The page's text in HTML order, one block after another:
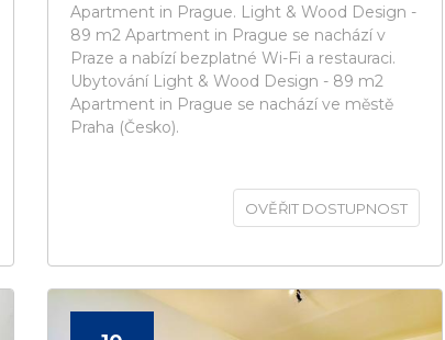
Apartment in Prague. Light & Wood Design -
89 m2 Apartment in Prague se nachází v
Praze a nabízí bezplatné Wi-Fi a restauraci.
Ubytování Light & Wood Design - 89 m2
Apartment in Prague se nachází ve městě
Praha (Česko).
OVĚŘIT DOSTUPNOST